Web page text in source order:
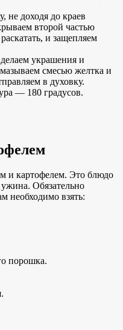
не доходя до краев
второй частью
и защепляем
украшения и
смесью желтка и
в духовку.
— 180 градусов.
и картофелем. Это блюдо
Обязательно
необходимо взять:
порошка.